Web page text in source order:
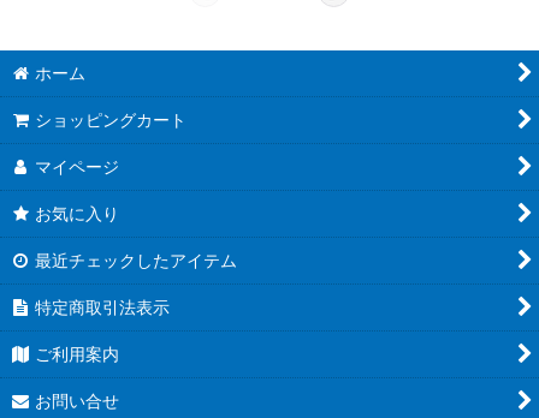
ホーム
ショッピングカート
マイページ
お気に入り
最近チェックしたアイテム
特定商取引法表示
ご利用案内
お問い合せ